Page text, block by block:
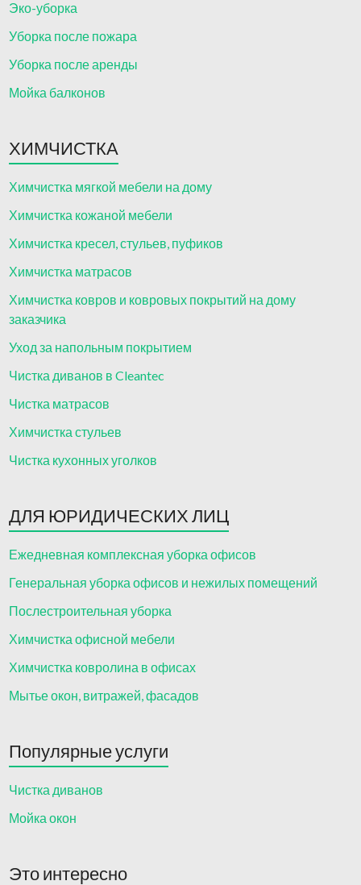
Эко-уборка
Уборка после пожара
Уборка после аренды
Мойка балконов
ХИМЧИСТКА
Химчистка мягкой мебели на дому
Химчистка кожаной мебели
Химчистка кресел, стульев, пуфиков
Химчистка матрасов
Химчистка ковров и ковровых покрытий на дому
заказчика
Уход за напольным покрытием
Чистка диванов в Cleantec
Чистка матрасов
Химчистка стульев
Чистка кухонных уголков
ДЛЯ ЮРИДИЧЕСКИХ ЛИЦ
Ежедневная комплексная уборка офисов
Генеральная уборка офисов и нежилых помещений
Послестроительная уборка
Химчистка офисной мебели
Химчистка ковролина в офисах
Мытье окон, витражей, фасадов
Популярные услуги
Чистка диванов
Мойка окон
Это интересно